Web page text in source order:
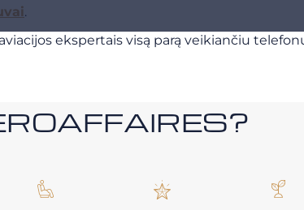
.
ekspertais visą parą veikiančiu